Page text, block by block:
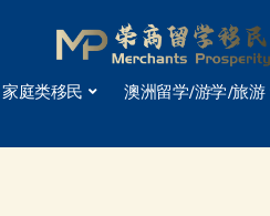
家庭类移民 澳洲留学/游学/旅游